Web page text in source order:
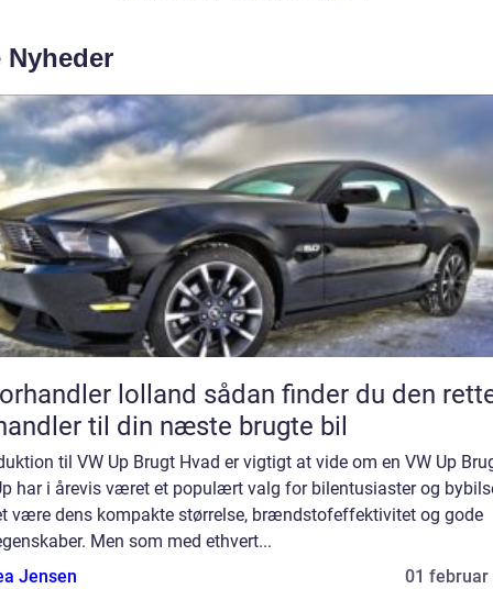
Nyheder
lolland sådan finder du den rette
til din næste brugte bil
til VW Up Brugt Hvad er vigtigt at vide om en VW Up
har i årevis været et populært valg for bilentusiaster og
være dens kompakte størrelse, brændstofeffektivitet og gode
Men som med ethvert...
Jensen
01 februar